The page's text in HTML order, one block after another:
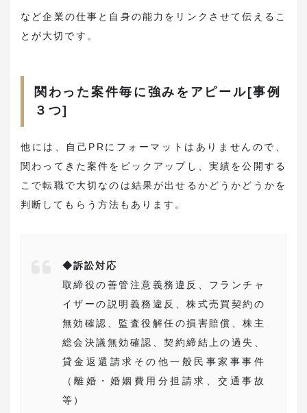
など企業の仕事と自身の能力をリンクさせて伝えるこ
とが大切です。
関わった案件毎に強みをアピール[事例
３つ]
他には、自己PRにフォーマットはありませんので、
関わってきた案件をピックアップし、実績を公開する
こで転職で大切なのは結果が出せるかどうかどうかを
判断してもらう方法もあります。
◆訴訟対応
取締役の善管注意義務違反、フランチャ
イザーの説明義務違反、株式売買契約の
無効確認、監査役解任の損害賠償、株主
総会決議無効確認、契約締結上の過失、
貸金返還請求その他一般民事家事事件
（離婚・婚姻費用分担請求、交通事故
等）